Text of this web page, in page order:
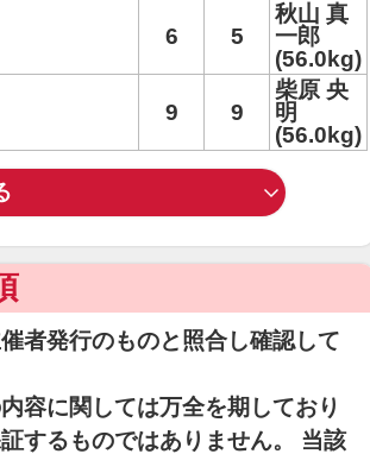
6 5
秋山 真
一郎
(56.0kg)
9 9
柴原 央
明
(56.0kg)
者発行のものと照合し確認して
容に関しては万全を期しており
するものではありません。 当該